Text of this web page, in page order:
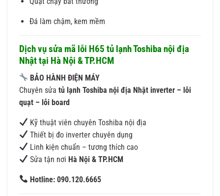
Đá làm chậm, kem mềm
Dịch vụ sửa mã lỗi H65 tủ lạnh Toshiba nội địa
Nhật tại Hà Nội & TP.HCM
BẢO HÀNH ĐIỆN MÁY
Chuyên sửa tủ lạnh Toshiba nội địa Nhật inverter – lỗi
quạt – lỗi board
Kỹ thuật viên chuyên Toshiba nội địa
Thiết bị đo inverter chuyên dụng
Linh kiện chuẩn – tương thích cao
Sửa tận nơi Hà Nội & TP.HCM
Hotline: 090.120.6665